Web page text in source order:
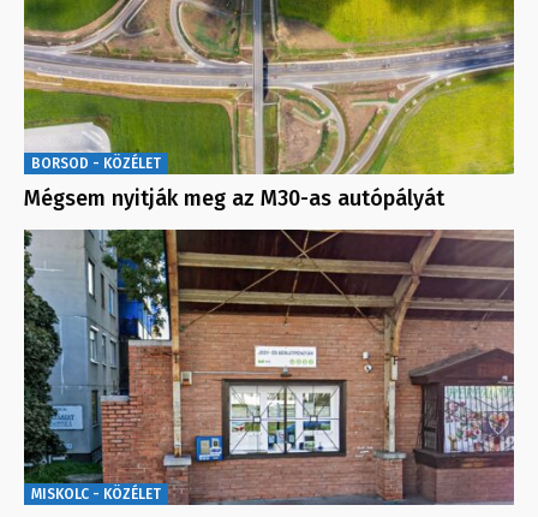
BORSOD - KÖZÉLET
Mégsem nyitják meg az M30-as autópályát
MISKOLC - KÖZÉLET